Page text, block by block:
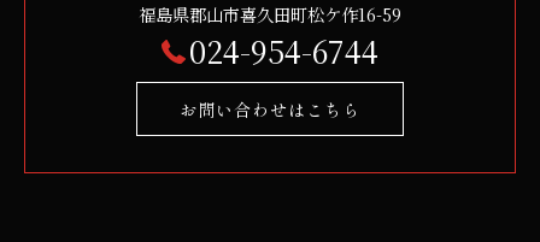
福島県郡山市喜久田町松ケ作16-59
024-954-6744
お問い合わせはこちら